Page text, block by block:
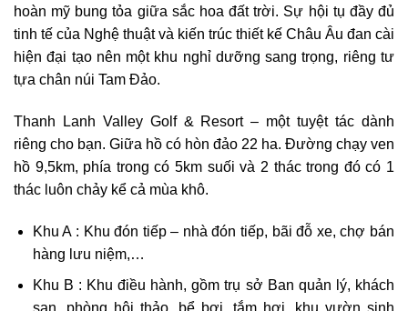
hoàn mỹ bung tỏa giữa sắc hoa đất trời. Sự hội tụ đầy đủ
tinh tế của Nghệ thuật và kiến trúc thiết kế Châu Âu đan cài
hiện đại tạo nên một khu nghỉ dưỡng sang trọng, riêng tư
tựa chân núi Tam Đảo.
Thanh Lanh Valley Golf & Resort – một tuyệt tác dành
riêng cho bạn. Giữa hồ có hòn đảo 22 ha. Đường chạy ven
hồ 9,5km, phía trong có 5km suối và 2 thác trong đó có 1
thác luôn chảy kể cả mùa khô.
Khu A : Khu đón tiếp – nhà đón tiếp, bãi đỗ xe, chợ bán
hàng lưu niệm,…
Khu B : Khu điều hành, gồm trụ sở Ban quản lý, khách